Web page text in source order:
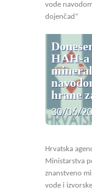
vode
dojenčad“
HAH-a
hrane
30/06/
Hrvatska
Ministarstva
znanstveno
vode i